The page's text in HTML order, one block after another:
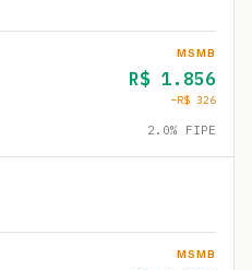
MSMB
R$ 1.856
−R$ 326
2.0% FIPE
MSMB